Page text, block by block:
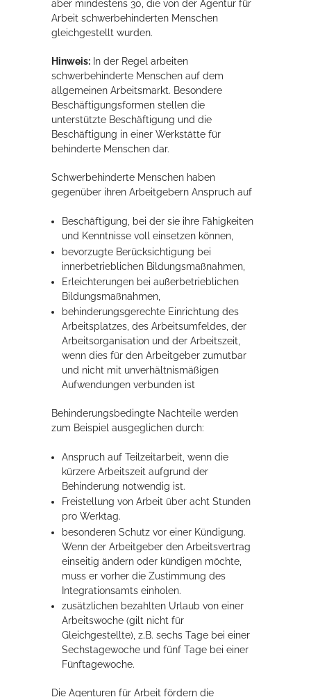
mehr dazu...
Spaß unter prickelnden Wasserfällen, das rauschende Meer im
Wellenbecken oder doch lieber die pure Entspannung auf der
Sprudelliege im Solebecken?
mehr dazu...
aber mindestens 30, die von der Agentur für
Arbeit schwerbehinderten Menschen
gleichgestellt wurden.
Hinweis: In der Regel arbeiten
schwerbehinderte Menschen auf dem
allgemeinen Arbeitsmarkt. Besondere
Beschäftigungsformen stellen die
unterstützte Beschäftigung und die
Beschäftigung in einer Werkstätte für
behinderte Menschen dar.
Schwerbehinderte Menschen haben
gegenüber ihren Arbeitgebern Anspruch auf
Beschäftigung, bei der sie ihre Fähigkeiten
und Kenntnisse voll einsetzen können,
bevorzugte Berücksichtigung bei
innerbetrieblichen Bildungsmaßnahmen,
Erleichterungen bei außerbetrieblichen
Bildungsmaßnahmen,
behinderungsgerechte Einrichtung des
Arbeitsplatzes, des Arbeitsumfeldes, der
Arbeitsorganisation und der Arbeitszeit,
wenn dies für den Arbeitgeber zumutbar
und nicht mit unverhältnismäßigen
Aufwendungen verbunden ist
Behinderungsbedingte Nachteile werden
zum Beispiel ausgeglichen durch:
Anspruch auf Teilzeitarbeit, wenn die
kürzere Arbeitszeit aufgrund der
Behinderung notwendig ist.
Freistellung von Arbeit über acht Stunden
pro Werktag.
besonderen Schutz vor einer Kündigung.
Wenn der Arbeitgeber den Arbeitsvertrag
einseitig ändern oder kündigen möchte,
muss er vorher die Zustimmung des
Integrationsamts einholen.
zusätzlichen bezahlten Urlaub von einer
Arbeitswoche (gilt nicht für
Gleichgestellte), z.B. sechs Tage bei einer
Sechstagewoche und fünf Tage bei einer
Fünftagewoche.
Die Agenturen für Arbeit fördern die